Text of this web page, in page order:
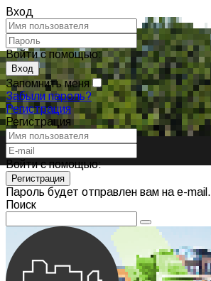
Вход
Войти с помощью:
Запомнить меня
Забыли пароль?
Регистрация
Регистрация
Войти с помощью:
Пароль будет отправлен вам на e-mail.
Поиск